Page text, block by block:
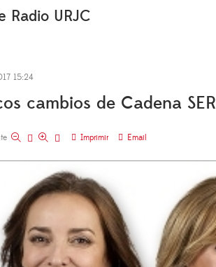
Radio URJC
15:24
cambios de Cadena SER
Imprimir Email